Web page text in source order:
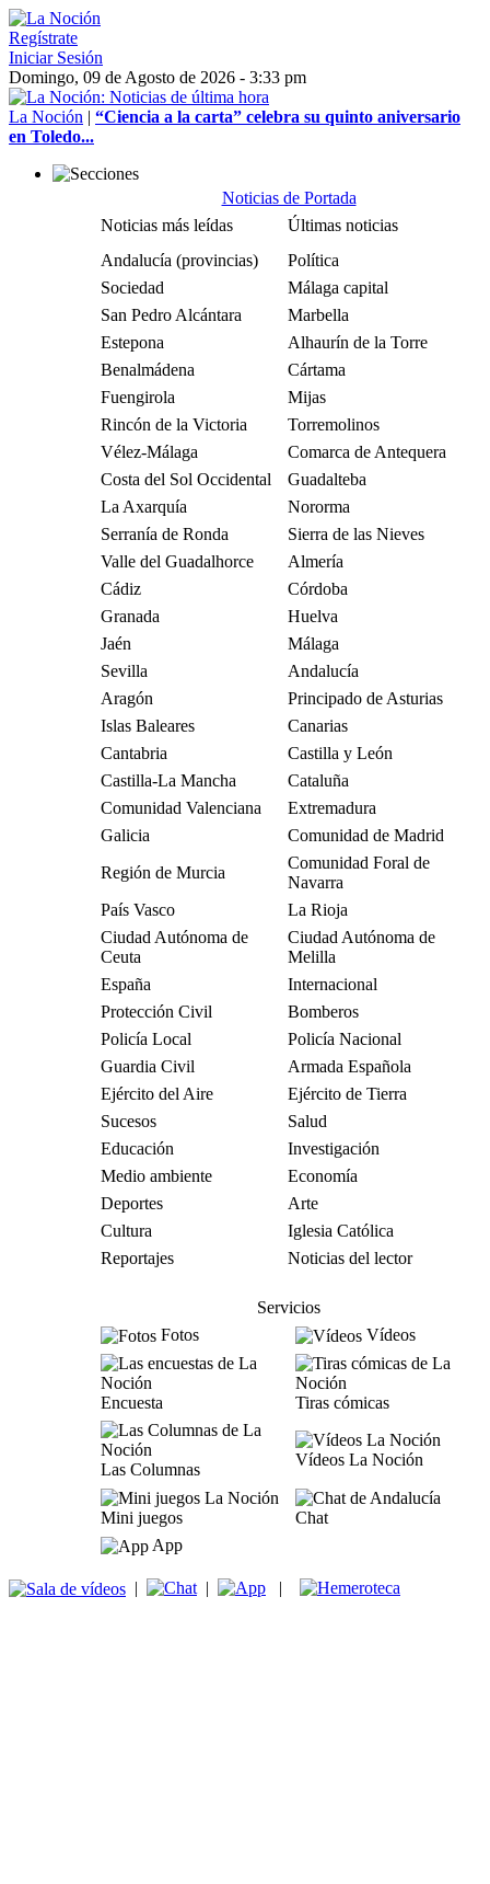
Regístrate
Iniciar Sesión
Domingo, 09 de Agosto de 2026 - 3:33 pm
La Noción | “Ciencia a la carta” celebra su quinto aniversario
en Toledo...
Noticias de Portada
Noticias más leídas
Últimas noticias
Andalucía (provincias)
Política
Sociedad
Málaga capital
San Pedro Alcántara
Marbella
Estepona
Alhaurín de la Torre
Benalmádena
Cártama
Fuengirola
Mijas
Rincón de la Victoria
Torremolinos
Vélez-Málaga
Comarca de Antequera
Costa del Sol Occidental
Guadalteba
La Axarquía
Nororma
Serranía de Ronda
Sierra de las Nieves
Valle del Guadalhorce
Almería
Cádiz
Córdoba
Granada
Huelva
Jaén
Málaga
Sevilla
Andalucía
Aragón
Principado de Asturias
Islas Baleares
Canarias
Cantabria
Castilla y León
Castilla-La Mancha
Cataluña
Comunidad Valenciana
Extremadura
Galicia
Comunidad de Madrid
Región de Murcia
Comunidad Foral de
Navarra
País Vasco
La Rioja
Ciudad Autónoma de
Ceuta
Ciudad Autónoma de
Melilla
España
Internacional
Protección Civil
Bomberos
Policía Local
Policía Nacional
Guardia Civil
Armada Española
Ejército del Aire
Ejército de Tierra
Sucesos
Salud
Educación
Investigación
Medio ambiente
Economía
Deportes
Arte
Cultura
Iglesia Católica
Reportajes
Noticias del lector
Servicios
Fotos
Vídeos
Encuesta Tiras cómicas
Las Columnas
Vídeos La Noción
Mini juegos
Chat
App
| | |